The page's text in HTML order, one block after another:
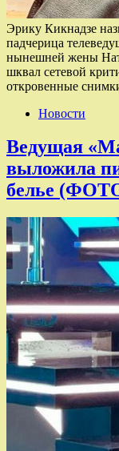
Эрику Кикнадзе
падчерица
нынешней жены
шквал сетевой
откровенные
Новости
Ведущая
выложила
белье